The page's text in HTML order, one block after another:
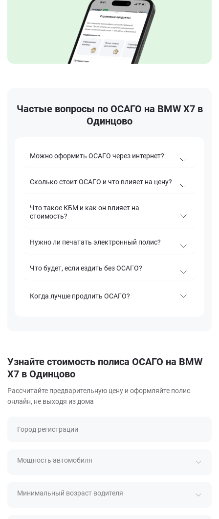
Частые вопросы по ОСАГО на BMW X7 в
Одинцово
Можно оформить ОСАГО через интернет?
Сколько стоит ОСАГО и что влияет на цену?
Что такое КБМ и как он влияет на
стоимость?
Нужно ли печатать электронный полис?
Что будет, если ездить без ОСАГО?
Когда лучше продлить ОСАГО?
Узнайте стоимость полиса ОСАГО на BMW
X7 в Одинцово
Рассчитайте предварительную цену и оформляйте полис
онлайн, не выходя из дома
Город регистрации
Мощность автомобиля
Минимальный возраст водителя